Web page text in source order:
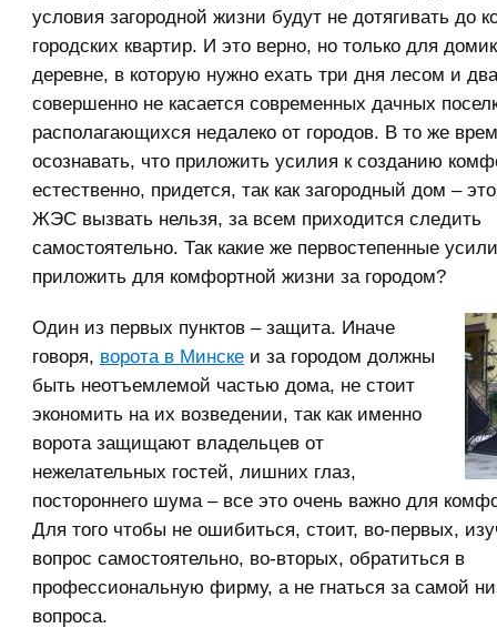
условия загородной жизни будут не дотягивать до
городских квартир. И это верно, но только для
деревне, в которую нужно ехать три дня лесом и
совершенно не касается современных дачных
располагающихся недалеко от городов. В то же
осознавать, что приложить усилия к созданию
естественно, придется, так как загородный дом –
ЖЭС вызвать нельзя, за всем приходится следить
самостоятельно. Так какие же первостепенные
приложить для комфортной жизни за городом?
Один из первых пунктов – защита. Иначе
говоря, ворота в Минске и за городом должны
быть неотъемлемой частью дома, не стоит
экономить на их возведении, так как именно
ворота защищают владельцев от
нежелательных гостей, лишних глаз,
постороннего шума – все это очень важно для
Для того чтобы не ошибиться, стоит, во-первых,
вопрос самостоятельно, во-вторых, обратиться в
профессиональную фирму, а не гнаться за самой
вопроса.